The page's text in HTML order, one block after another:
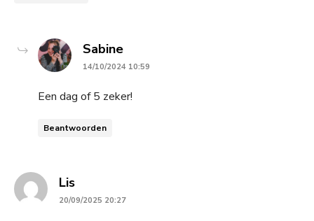
Sabinesays:
14/10/2024 10:59
Een dag of 5 zeker!
Beantwoorden
Lissays:
20/09/2025 20:27